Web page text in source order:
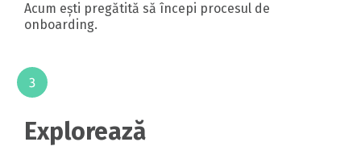
Acum ești pregătită să începi procesul de
onboarding.
Explorează